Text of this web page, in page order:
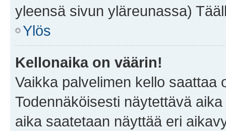
yleensä sivun yläreunassa)
Ylös
Kellonaika on väärin!
Vaikka palvelimen kello saattaa
Todennäköisesti näytettävä
aika saatetaan näyttää eri